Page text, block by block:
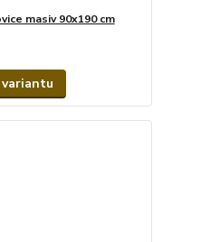
masiv 90x190 cm